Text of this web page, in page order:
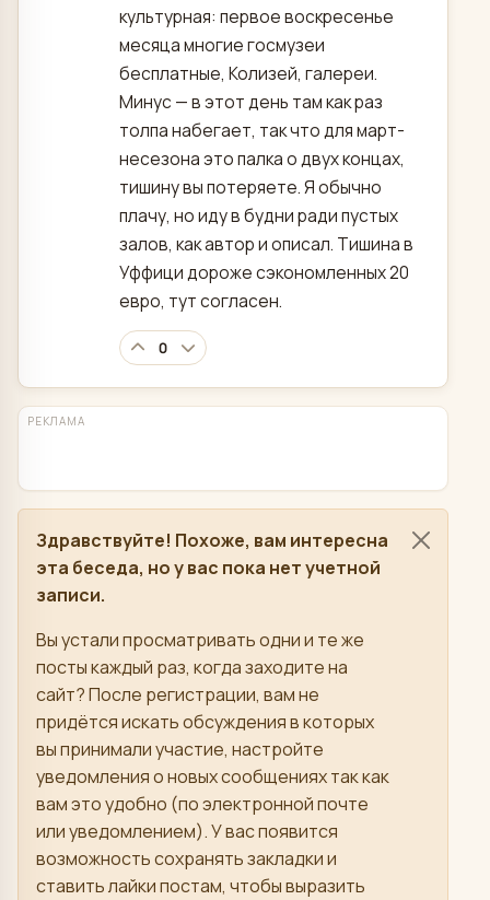
культурная: первое воскресенье
месяца многие госмузеи
бесплатные, Колизей, галереи.
Минус — в этот день там как раз
толпа набегает, так что для март-
несезона это палка о двух концах,
тишину вы потеряете. Я обычно
плачу, но иду в будни ради пустых
залов, как автор и описал. Тишина в
Уффици дороже сэкономленных 20
евро, тут согласен.
0
РЕКЛАМА
Здравствуйте! Похоже, вам интересна
эта беседа, но у вас пока нет учетной
записи.
Вы устали просматривать одни и те же
посты каждый раз, когда заходите на
сайт? После регистрации, вам не
придётся искать обсуждения в которых
вы принимали участие, настройте
уведомления о новых сообщениях так как
вам это удобно (по электронной почте
или уведомлением). У вас появится
возможность сохранять закладки и
ставить лайки постам, чтобы выразить